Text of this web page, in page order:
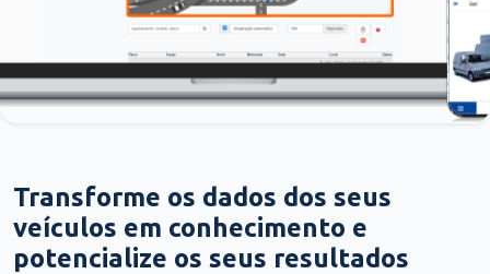
Transforme os dados dos seus
veículos em conhecimento e
potencialize os seus resultados